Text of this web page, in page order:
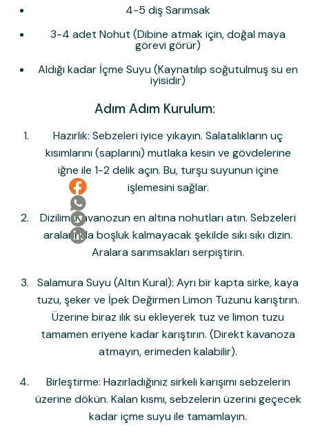
4-5 diş Sarımsak
3-4 adet Nohut (Dibine atmak için, doğal maya
görevi görür)
Aldığı kadar İçme Suyu (Kaynatılıp soğutulmuş su en
iyisidir)
Adım Adım Kurulum:
Hazırlık: Sebzeleri iyice yıkayın. Salatalıkların uç
kısımlarını (saplarını) mutlaka kesin ve gövdelerine
iğne ile 1-2 delik açın. Bu, turşu suyunun içine
işlemesini sağlar.
Dizilim:Kavanozun en altına nohutları atın. Sebzeleri
aralarında boşluk kalmayacak şekilde sıkı sıkı dizin.
Aralara sarımsakları serpiştirin.
Salamura Suyu (Altın Kural): Ayrı bir kapta sirke, kaya
tuzu, şeker ve İpek Değirmen Limon Tuzunu karıştırın.
Üzerine biraz ılık su ekleyerek tuz ve limon tuzu
tamamen eriyene kadar karıştırın. (Direkt kavanoza
atmayın, erimeden kalabilir).
Birleştirme: Hazırladığınız sirkeli karışımı sebzelerin
üzerine dökün. Kalan kısmı, sebzelerin üzerini geçecek
kadar içme suyu ile tamamlayın.